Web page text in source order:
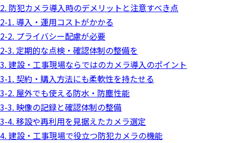
2. 防犯カメラ導入時のデメリットと注意すべき点
2-1. 導入・運用コストがかかる
2-2. プライバシー配慮が必要
2-3. 定期的な点検・確認体制の整備を
3. 建設・工事現場ならではのカメラ導入のポイント
3-1. 契約・購入方法にも柔軟性を持たせる
3-2. 屋外でも使える防水・防塵性能
3-3. 映像の記録と確認体制の整備
3-4. 移設や再利用を見据えたカメラ選定
4. 建設・工事現場で役立つ防犯カメラの機能